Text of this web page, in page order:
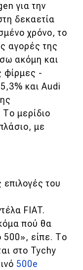
για την
δεκαετία
χρόνο, το
αγορές της
ακόμη και
φίρμες -
και Audi
μερίδιο
με
του
FIAT.
πού θα
500», είπε. Το
στο Tychy
500e